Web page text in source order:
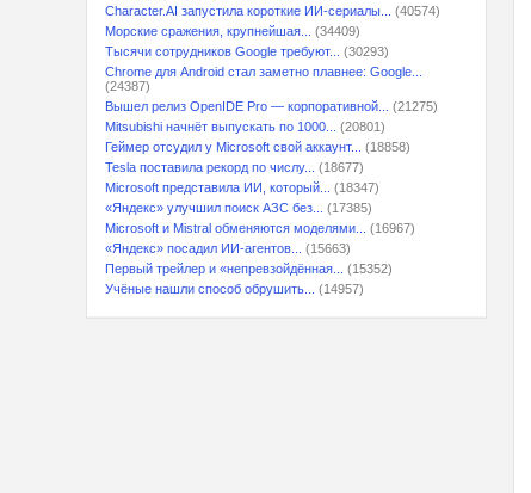
Character.AI запустила короткие ИИ-сериалы...
(40574)
Морские сражения, крупнейшая...
(34409)
Тысячи сотрудников Google требуют...
(30293)
Chrome для Android стал заметно плавнее: Google...
(24387)
Вышел релиз OpenIDE Pro — корпоративной...
(21275)
Mitsubishi начнёт выпускать по 1000...
(20801)
Геймер отсудил у Microsoft свой аккаунт...
(18858)
Tesla поставила рекорд по числу...
(18677)
Microsoft представила ИИ, который...
(18347)
«Яндекс» улучшил поиск АЗС без...
(17385)
Microsoft и Mistral обменяются моделями...
(16967)
«Яндекс» посадил ИИ-агентов...
(15663)
Первый трейлер и «непревзойдённая...
(15352)
Учёные нашли способ обрушить...
(14957)